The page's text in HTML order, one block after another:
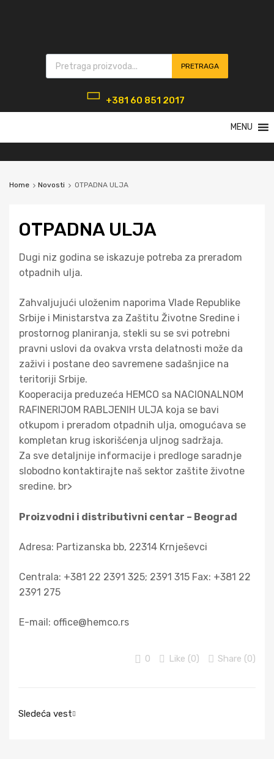
PRETRAGA
+381 60 851 2017
MENU
Home Novosti OTPADNA ULJA
OTPADNA ULJA
Dugi niz godina se iskazuje potreba za preradom
otpadnih ulja.
Zahvaljujući uloženim naporima Vlade Republike
Srbije i Ministarstva za Zaštitu Životne Sredine i
prostornog planiranja, stekli su se svi potrebni
pravni uslovi da ovakva vrsta delatnosti može da
zaživi i postane deo savremene sadašnjice na
teritoriji Srbije.
Kooperacija preduzeća HEMCO sa NACIONALNOM
RAFINERIJOM RABLJENIH ULJA koja se bavi
otkupom i preradom otpadnih ulja, omogućava se
kompletan krug iskorišćenja uljnog sadržaja.
Za sve detaljnije informacije i predloge saradnje
slobodno kontaktirajte naš sektor zaštite životne
sredine. br>
Proizvodni i distributivni centar – Beograd
Adresa: Partizanska bb, 22314 Krnješevci
Centrala: +381 22 2391 325; 2391 315 Fax: +381 22
2391 275
E-mail: office@hemco.rs
0 Like (0) Share (0)
Sledeća vest